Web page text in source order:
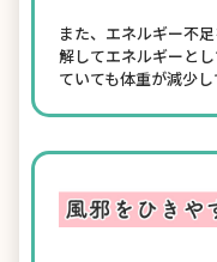
また、エネルギー不
解してエネルギーと
ていても体重が減少し